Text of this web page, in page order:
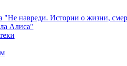
"Не навреди. Истории о жизни,
Алиса"